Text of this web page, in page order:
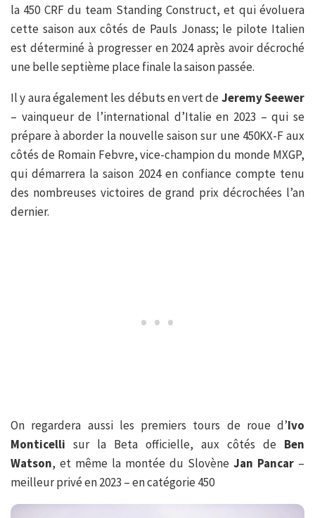
la 450 CRF du team Standing Construct, et qui évoluera
cette saison aux côtés de Pauls Jonass; le pilote Italien
est déterminé à progresser en 2024 après avoir décroché
une belle septième place finale la saison passée.
Il y aura également les débuts en vert deJeremy Seewer
– vainqueur de l’international d’Italie en 2023 – qui se
prépare à aborder la nouvelle saison sur une 450KX-F aux
côtés de Romain Febvre, vice-champion du monde MXGP,
qui démarrera la saison 2024 en confiance compte tenu
des nombreuses victoires de grand prix décrochées l’an
dernier.
On regardera aussi les premiers tours de roue d’Ivo
Monticelli sur la Beta officielle, aux côtés de Ben
Watson, et même la montée du Slovène Jan Pancar –
meilleur privé en 2023 – en catégorie 450